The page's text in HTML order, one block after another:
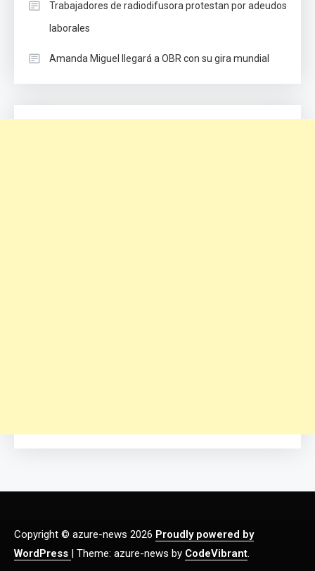
Trabajadores de radiodifusora protestan por adeudos
laborales
Amanda Miguel llegará a OBR con su gira mundial
Copyright © azure-news 2026 Proudly powered by
WordPress | Theme: azure-news by CodeVibrant.